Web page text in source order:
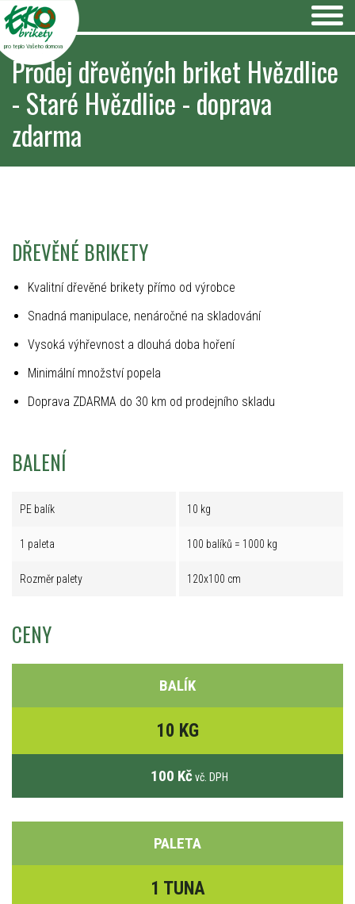
pro teplo Vašeho domova
Prodej dřevěných briket Hvězdlice
- Staré Hvězdlice - doprava
zdarma
DŘEVĚNÉ BRIKETY
Kvalitní dřevěné brikety přímo od výrobce
Snadná manipulace, nenáročné na skladování
Vysoká výhřevnost a dlouhá doba hoření
Minimální množství popela
Doprava ZDARMA do 30 km od prodejního skladu
BALENÍ
PE balík 10 kg
1 paleta 100 balíků = 1000 kg
Rozměr palety 120x100 cm
CENY
BALÍK
10 KG
100 Kč vč. DPH
PALETA
1 TUNA